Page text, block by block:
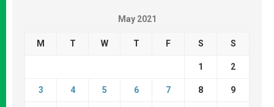
May 2021
M T W T F S S
1 2
3 4 5 6 7 8 9